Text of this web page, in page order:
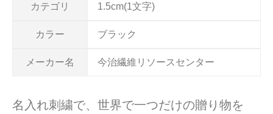
カテゴリ 1.5cm(1文字)
カラー ブラック
メーカー名 今治繊維リソースセンター
名入れ刺繍で、世界で一つだけの贈り物を